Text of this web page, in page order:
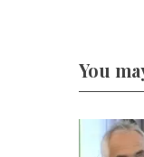
You